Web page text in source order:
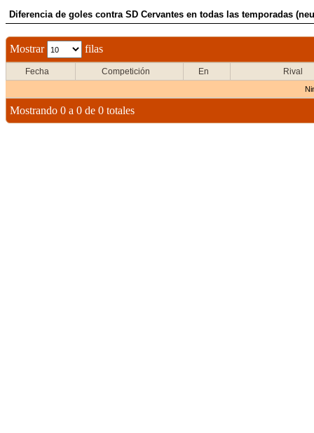
Diferencia de goles contra SD Cervantes en todas las temporadas
Mostrar filas
Fecha Competición En Rival
Mostrando 0 a 0 de 0 totales